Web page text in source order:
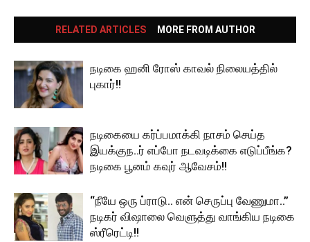
RELATED ARTICLES MORE FROM AUTHOR
நடிகை ஹனி ரோஸ் காவல் நிலையத்தில்
புகார்!!
நடிகையை கர்ப்பமாக்கி நாசம் செய்த
இயக்குந..ர் எப்போ நடவடிக்கை எடுப்பீங்க?
நடிகை பூனம் கவுர் ஆவேசம்!!
“நீயே ஒரு ப்ராடு.. என் செருப்பு வேணுமா..”
நடிகர் விஷாலை வெளுத்து வாங்கிய நடிகை
ஸ்ரீரெட்டி!!